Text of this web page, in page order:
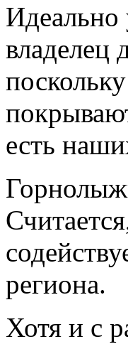
владелец
есть
региона.
Хотя и с